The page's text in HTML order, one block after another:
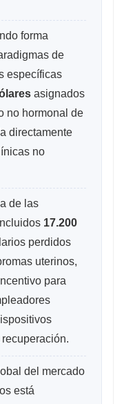
forma
de
específicas
asignados
no hormonal de
directamente
no
de las
17.200
perdidos
uterinos,
para
del mercado
está